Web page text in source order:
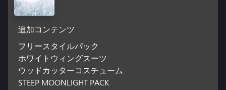
追加コンテンツ
フリースタイルパック
ホワイトウィングスーツ
ウッドカッターコスチューム
STEEP MOONLIGHT PACK